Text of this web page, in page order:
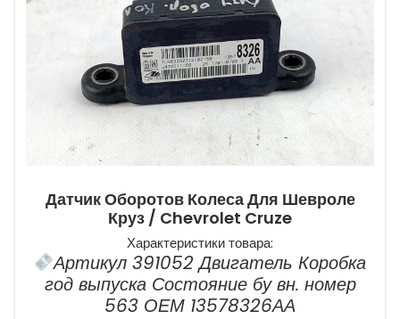
Датчик Оборотов Колеса Для Шевроле
Круз / Chevrolet Cruze
Характеристики товара:
Артикул 391052 Двигатель Коробка
год выпуска Состояние бу вн. номер
563 ОЕМ 13578326АА